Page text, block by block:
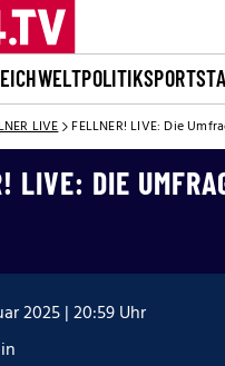
WELTPOLITIKSPORT
LIVE FELLNER! LIVE: Die
LIVE: DIE
2025 | 20:59 Uhr